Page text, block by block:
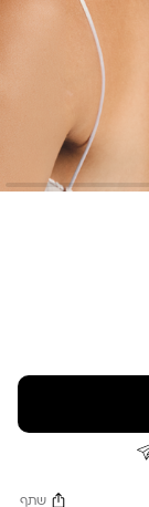
שתף